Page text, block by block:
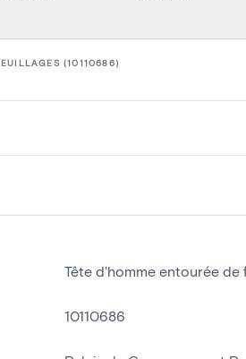
(10110686)
Tête d'homme entourée de
10110686